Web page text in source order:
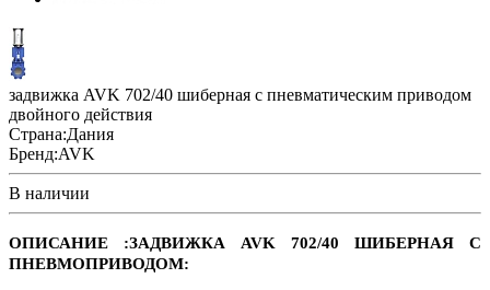
задвижка AVK 702/40 шиберная с пневматическим приводом
двойного действия
Страна:Дания
Бренд:AVK
В наличии
ОПИСАНИЕ :ЗАДВИЖКА AVK 702/40 ШИБЕРНАЯ С
ПНЕВМОПРИВОДОМ: